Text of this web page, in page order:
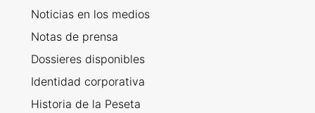
Noticias en los medios
Notas de prensa
Dossieres disponibles
Identidad corporativa
Historia de la Peseta